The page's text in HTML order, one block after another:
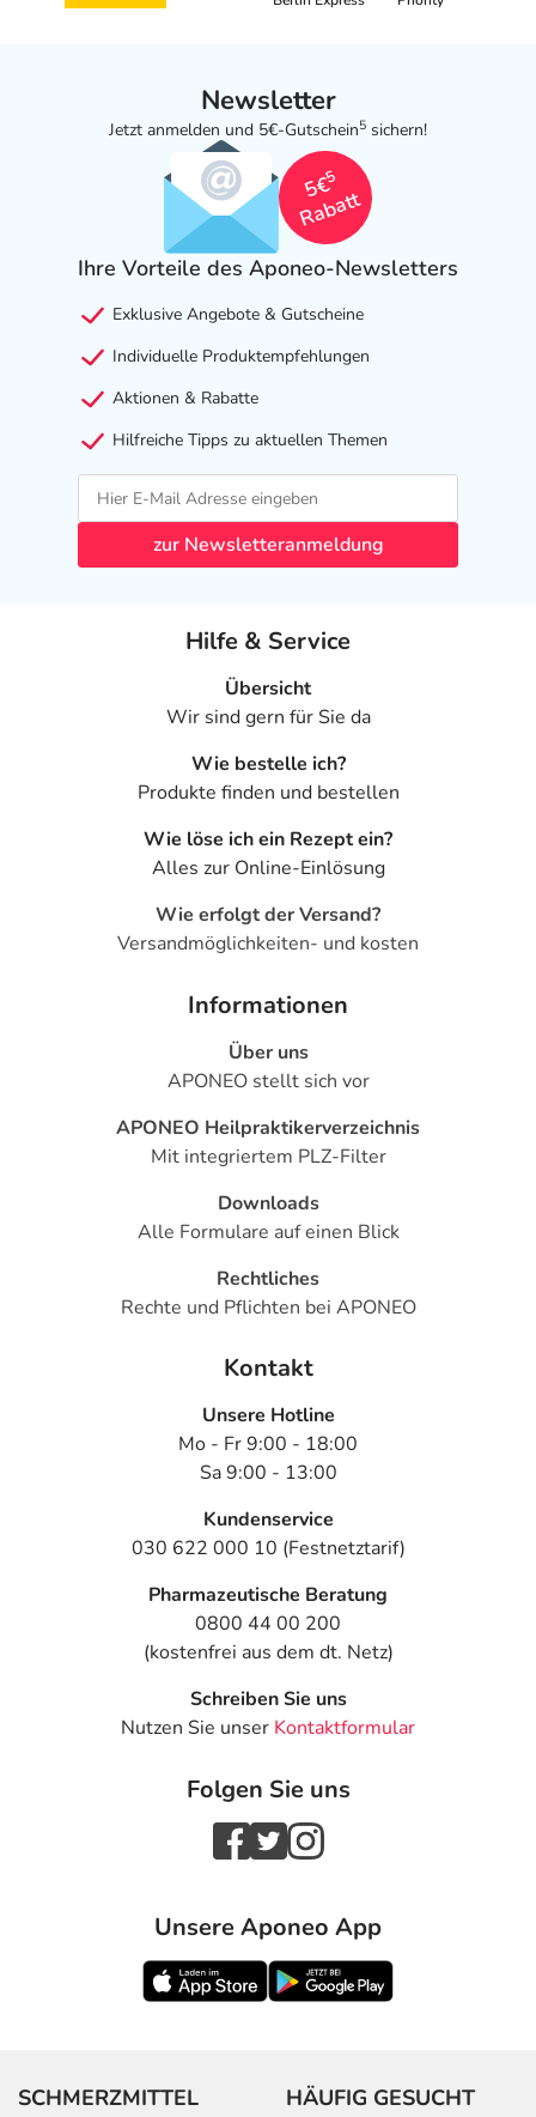
Newsletter
Jetzt anmelden und 5€-Gutschein5 sichern!
5€
5
Rabatt
Ihre Vorteile des Aponeo-Newsletters
Exklusive Angebote & Gutscheine
Individuelle Produktempfehlungen
Aktionen & Rabatte
Hilfreiche Tipps zu aktuellen Themen
zur Newsletteranmeldung
Hilfe & Service
Übersicht
Wir sind gern für Sie da
Wie bestelle ich?
Produkte finden und bestellen
Wie löse ich ein Rezept ein?
Alles zur Online-Einlösung
Wie erfolgt der Versand?
Versandmöglichkeiten- und kosten
Informationen
Über uns
APONEO stellt sich vor
APONEO Heilpraktikerverzeichnis
Mit integriertem PLZ-Filter
Downloads
Alle Formulare auf einen Blick
Rechtliches
Rechte und Pflichten bei APONEO
Kontakt
Unsere Hotline
Mo - Fr 9:00 - 18:00
Sa 9:00 - 13:00
Kundenservice
030 622 000 10 (Festnetztarif)
Pharmazeutische Beratung
0800 44 00 200
(kostenfrei aus dem dt. Netz)
Schreiben Sie uns
Nutzen Sie unser Kontaktformular
Folgen Sie uns
Unsere Aponeo App
SCHMERZMITTEL HÄUFIG GESUCHT